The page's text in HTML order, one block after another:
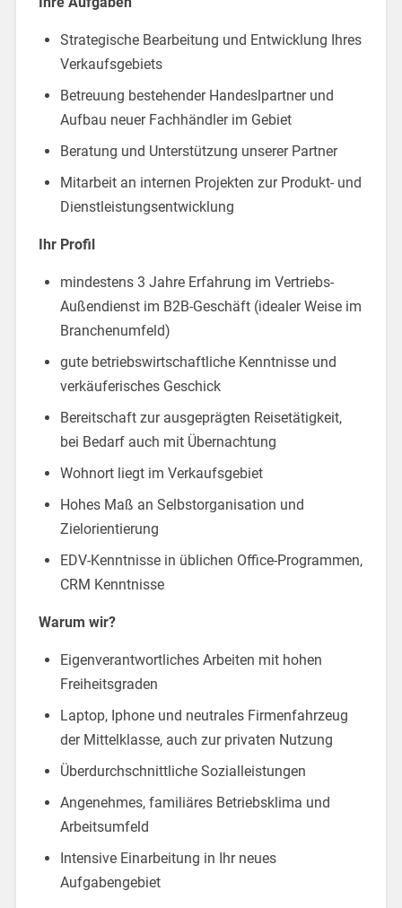
Strategische Bearbeitung und Entwicklung Ihres
Verkaufsgebiets
Betreuung bestehender Handeslpartner und
Aufbau neuer Fachhändler im Gebiet
Beratung und Unterstützung unserer Partner
Mitarbeit an internen Projekten zur Produkt- und
Dienstleistungsentwicklung
Ihr Profil
mindestens 3 Jahre Erfahrung im Vertriebs-
Außendienst im B2B-Geschäft (idealer Weise im
Branchenumfeld)
gute betriebswirtschaftliche Kenntnisse und
verkäuferisches Geschick
Bereitschaft zur ausgeprägten Reisetätigkeit,
bei Bedarf auch mit Übernachtung
Wohnort liegt im Verkaufsgebiet
Hohes Maß an Selbstorganisation und
Zielorientierung
EDV-Kenntnisse in üblichen Office-Programmen,
CRM Kenntnisse
Warum wir?
Eigenverantwortliches Arbeiten mit hohen
Freiheitsgraden
Laptop, Iphone und neutrales Firmenfahrzeug
der Mittelklasse, auch zur privaten Nutzung
Überdurchschnittliche Sozialleistungen
Angenehmes, familiäres Betriebsklima und
Arbeitsumfeld
Intensive Einarbeitung in Ihr neues
Aufgabengebiet